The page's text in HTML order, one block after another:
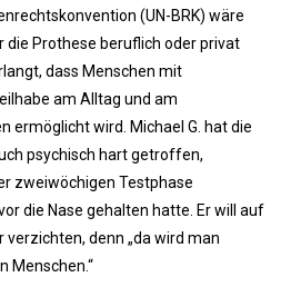
(UN-BRK) wäre
die Prothese beruflich oder privat
dass Menschen mit
am Alltag und am
ermöglicht wird. Michael G. hat die
psychisch hart getroffen,
zweiwöchigen Testphase
die Nase gehalten hatte. Er will auf
denn „da wird man
Menschen.“